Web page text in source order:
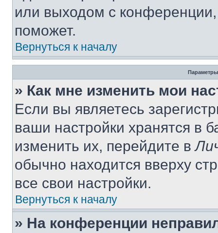
или выходом с
поможет.
Вернуться к началу
Параметры
» Как мне изменить мои
Если вы являетесь
ваши настройки хранятся в
изменить их, перейдите в
обычно находится вверху
все свои настройки.
Вернуться к началу
» На конференции